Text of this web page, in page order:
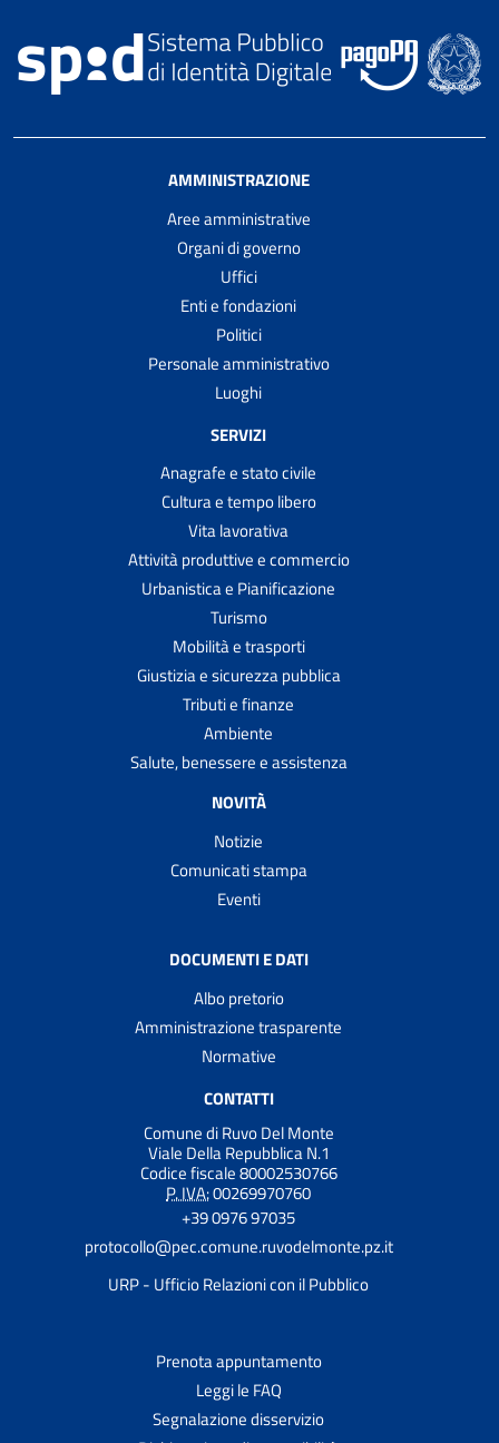
AMMINISTRAZIONE
Aree amministrative
Organi di governo
Uffici
Enti e fondazioni
Politici
Personale amministrativo
Luoghi
SERVIZI
Anagrafe e stato civile
Cultura e tempo libero
Vita lavorativa
Attività produttive e commercio
Urbanistica e Pianificazione
Turismo
Mobilità e trasporti
Giustizia e sicurezza pubblica
Tributi e finanze
Ambiente
Salute, benessere e assistenza
NOVITÀ
Notizie
Comunicati stampa
Eventi
DOCUMENTI E DATI
Albo pretorio
Amministrazione trasparente
Normative
CONTATTI
Comune di Ruvo Del Monte
Viale Della Repubblica N.1
Codice fiscale 80002530766
P. IVA:00269970760
+39 0976 97035
protocollo@pec.comune.ruvodelmonte.pz.it
URP - Ufficio Relazioni con il Pubblico
Prenota appuntamento
Leggi le FAQ
Segnalazione disservizio